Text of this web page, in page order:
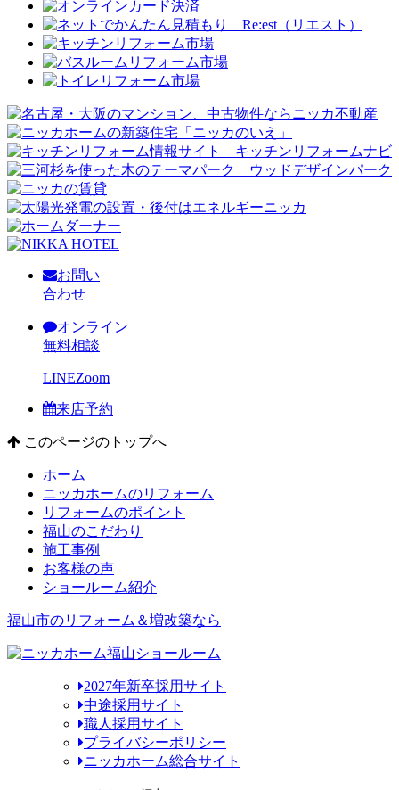
お問い
合わせ
オンライン
無料相談
LINEZoom
来店予約
このページのトップへ
ホーム
ニッカホームのリフォーム
リフォームのポイント
福山のこだわり
施工事例
お客様の声
ショールーム紹介
福山市のリフォーム＆増改築なら
2027年新卒採用サイト
中途採用サイト
職人採用サイト
プライバシーポリシー
ニッカホーム総合サイト